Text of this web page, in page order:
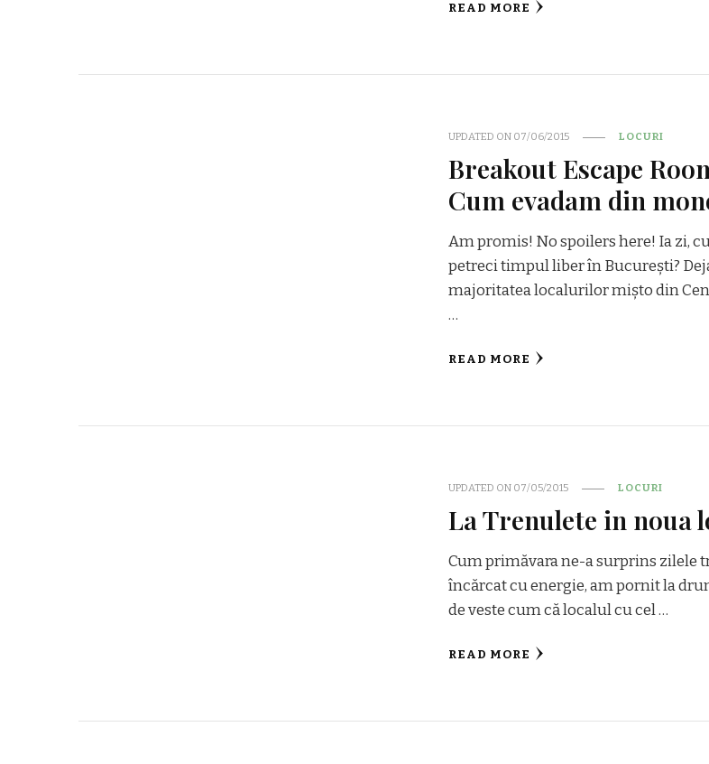
READ MORE
UPDATED ON 07/06/2015 LOCURI
Breakout Escape
Cum evadam din
Am promis! No spoilers here! Ia zi,
petreci timpul liber în București?
majoritatea localurilor mișto din
…
READ MORE
UPDATED ON 07/05/2015 LOCURI
La Trenulete in noua
Cum primăvara ne-a surprins zilele
încărcat cu energie, am pornit la
de veste cum că localul cu cel …
READ MORE